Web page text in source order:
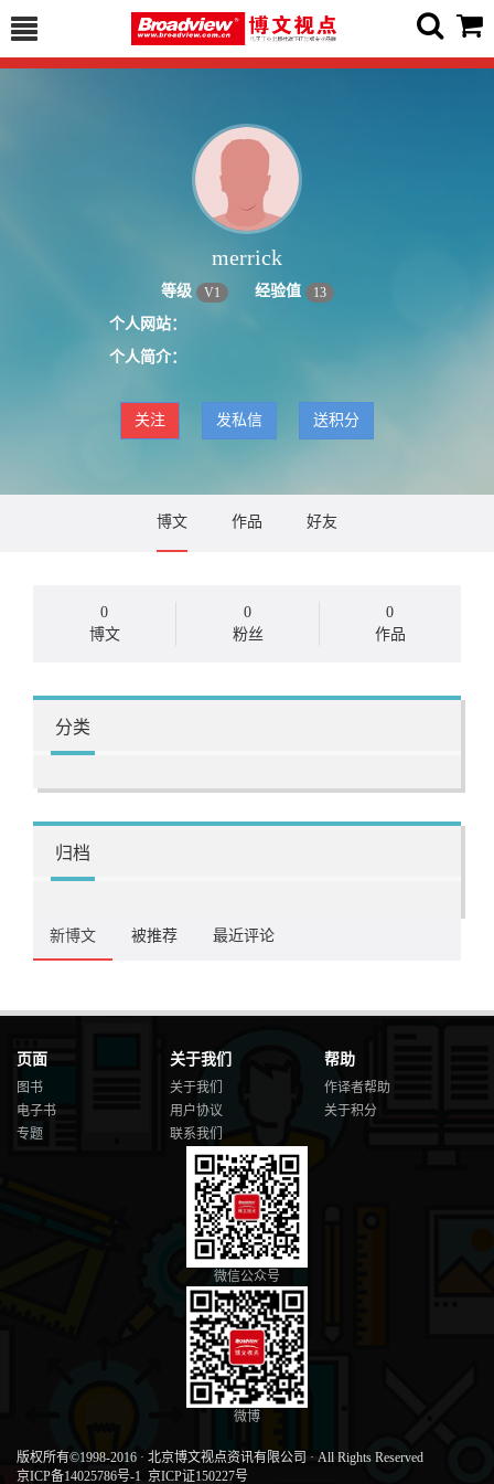
merrick
等级 V1 经验值 13
个人网站：
个人简介：
关注 发私信 送积分
博文 作品 好友
0
博文
0
粉丝
0
作品
分类
归档
新博文 被推荐 最近评论
页面
图书
电子书
专题
关于我们
关于我们
用户协议
联系我们
帮助
作译者帮助
关于积分
微信公众号
微博
版权所有©1998-2016 · 北京博文视点资讯有限公司 · All Rights Reserved
京ICP备14025786号-1 京ICP证150227号